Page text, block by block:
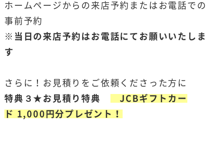
ホームページからの来店予約またはお電話での
事前予約
※当日の来店予約はお電話にてお願いいたしま
す
さらに！お見積りをご依頼くださった方に
特典３★お見積り特典
JCBギフトカー
ド
1,000 円分プレゼント！